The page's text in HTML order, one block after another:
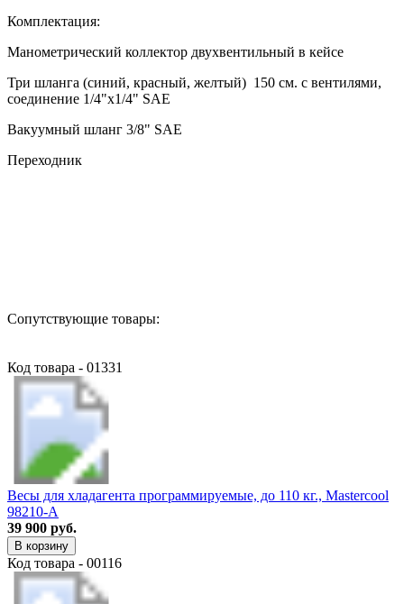
Комплектация:
Манометрический коллектор двухвентильный в кейсе
Три шланга (синий, красный, желтый) 150 см. с вентилями,
соединение 1/4"х1/4" SAE
Вакуумный шланг 3/8" SAE
Переходник
Сопутствующие товары:
Код товара - 01331
Весы для хладагента программируемые, до 110 кг., Mastercool
98210-A
39 900 руб.
В корзину
Код товара - 00116